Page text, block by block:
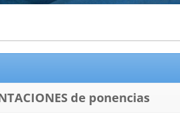
de ponencias